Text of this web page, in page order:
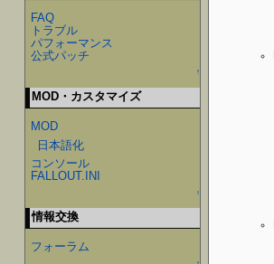
FAQ
トラブル
パフォーマンス
公式パッチ
↑
MOD・カスタマイズ
MOD
日本語化
コンソール
FALLOUT.INI
↑
情報交換
フォーラム